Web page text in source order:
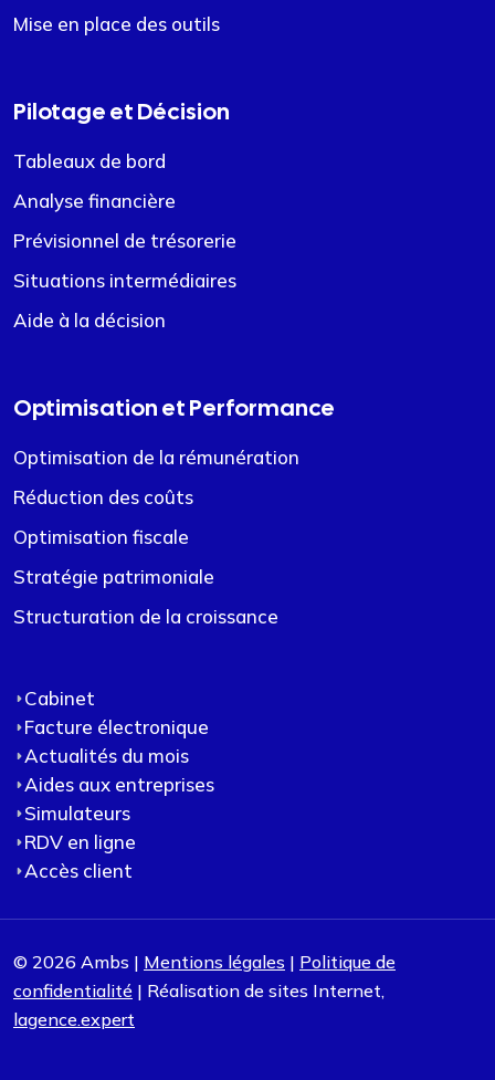
Mise en place des outils
Pilotage et Décision
Tableaux de bord
Analyse financière
Prévisionnel de trésorerie
Situations intermédiaires
Aide à la décision
Optimisation et Performance
Optimisation de la rémunération
Réduction des coûts
Optimisation fiscale
Stratégie patrimoniale
Structuration de la croissance
Cabinet
Facture électronique
Actualités du mois
Aides aux entreprises
Simulateurs
RDV en ligne
Accès client
© 2026 Ambs | Mentions légales | Politique de
confidentialité | Réalisation de sites Internet,
lagence.expert